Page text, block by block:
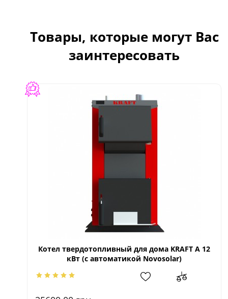
Товары, которые могут Вас
заинтересовать
Котел твердотопливный для дома KRAFT A 12
кВт (с автоматикой Novosolar)